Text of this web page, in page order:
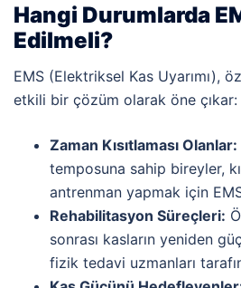
Hangi Durumlarda
Edilmeli?
EMS (Elektriksel Kas Uyarımı),
etkili bir çözüm olarak öne çıkar:
Zaman Kısıtlaması Olanlar:
temposuna sahip bireyler,
antrenman yapmak için
Rehabilitasyon Süreçleri:
sonrası kasların yeniden
fizik tedavi uzmanları